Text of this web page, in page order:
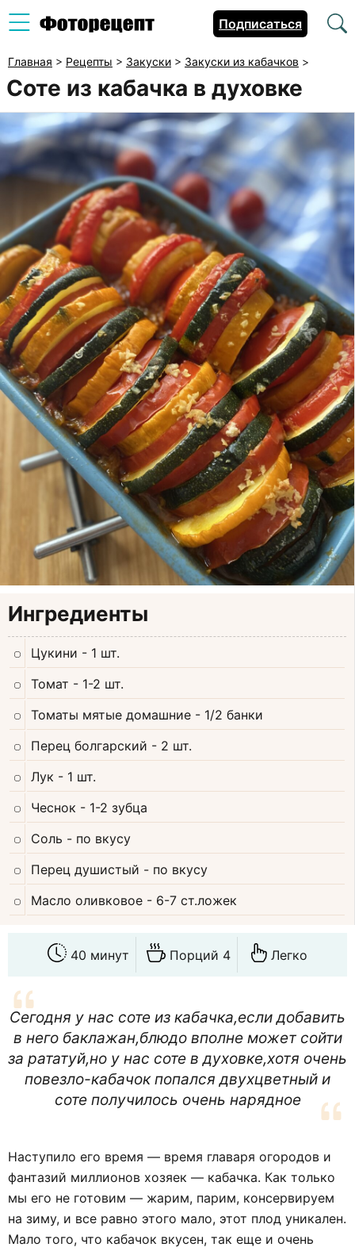
Подписаться
Главная > Рецепты > Закуски > Закуски из кабачков >
Соте из кабачка в духовке
Ингредиенты
Цукини - 1 шт.
Томат - 1-2 шт.
Томаты мятые домашние - 1/2 банки
Перец болгарский - 2 шт.
Лук - 1 шт.
Чеснок - 1-2 зубца
Соль - по вкусу
Перец душистый - по вкусу
Масло оливковое - 6-7 ст.ложек
40 минут Порций 4 Легко
Сегодня у нас соте из кабачка,если добавить
в него баклажан,блюдо вполне может сойти
за рататуй,но у нас соте в духовке,хотя очень
повезло-кабачок попался двухцветный и
соте получилось очень нарядное
Наступило его время — время главаря огородов и
фантазий миллионов хозяек — кабачка. Как только
мы его не готовим — жарим, парим, консервируем
на зиму, и все равно этого мало, этот плод уникален.
Мало того, что кабачок вкусен, так еще и очень